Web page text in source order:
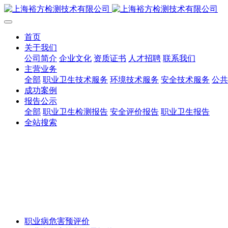
首页
关于我们
公司简介 企业文化 资质证书 人才招聘 联系我们
主营业务
全部 职业卫生技术服务 环境技术服务 安全技术服务 公
成功案例
报告公示
全部 职业卫生检测报告 安全评价报告 职业卫生报告
全站搜索
职业病危害预评价